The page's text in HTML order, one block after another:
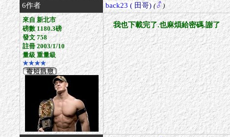
6作者 back23( 田哥) ( )
來自 新北市
磅數 1180.3磅
發文 758
註冊 2003/1/10
量級 重量級
★★★★
我也下載完了.也麻煩給密碼.謝了